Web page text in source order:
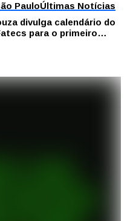
PauloÚltimas Notícias
divulga calendário do
para o primeiro